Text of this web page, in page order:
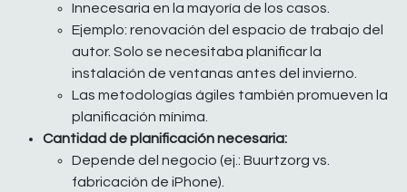
Innecesaria en la mayoría de los casos.
Ejemplo: renovación del espacio de trabajo del
autor. Solo se necesitaba planificar la
instalación de ventanas antes del invierno.
Las metodologías ágiles también promueven la
planificación mínima.
Cantidad de planificación necesaria:
Depende del negocio (ej.: Buurtzorg vs.
fabricación de iPhone).